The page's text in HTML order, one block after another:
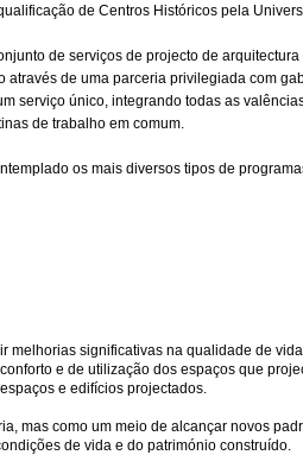
de Centros Históricos pela
de serviços de projecto de
de uma parceria privilegiada com
serviço único, integrando todas as
de trabalho em comum.
os mais diversos tipos de
melhorias significativas na qualidade de
e de utilização dos espaços que
e edifícios projectados.
mas como um meio de alcançar novos
de vida e do património construído.